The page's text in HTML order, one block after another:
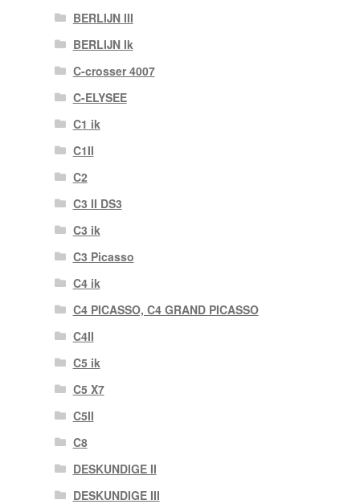
BERLIJN III
BERLIJN Ik
C-crosser 4007
C-ELYSEE
C1 ik
C1II
C2
C3 II DS3
C3 ik
C3 Picasso
C4 ik
C4 PICASSO, C4 GRAND PICASSO
C4II
C5 ik
C5 X7
C5II
C8
DESKUNDIGE II
DESKUNDIGE III